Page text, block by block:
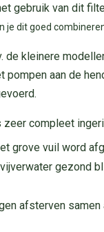
gebruik van dit
je dit goed
de kleinere
aan de
zeer compleet
grove vuil word
gezond
afsterven